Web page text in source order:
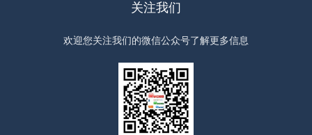
关注我们
欢迎您关注我们的微信公众号了解更多信息